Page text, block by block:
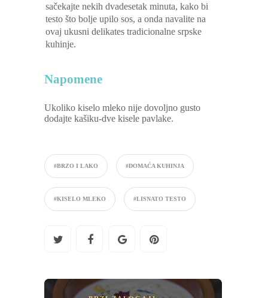
sačekajte nekih dvadesetak minuta, kako bi
testo što bolje upilo sos, a onda navalite na
ovaj ukusni delikates tradicionalne srpske
kuhinje.
Napomene
Ukoliko kiselo mleko nije dovoljno gusto
dodajte kašiku-dve kisele pavlake.
#BRZO I LAKO #DOMAĆA KUHINJA
#KISELO MLEKO #LISNATO TESTO